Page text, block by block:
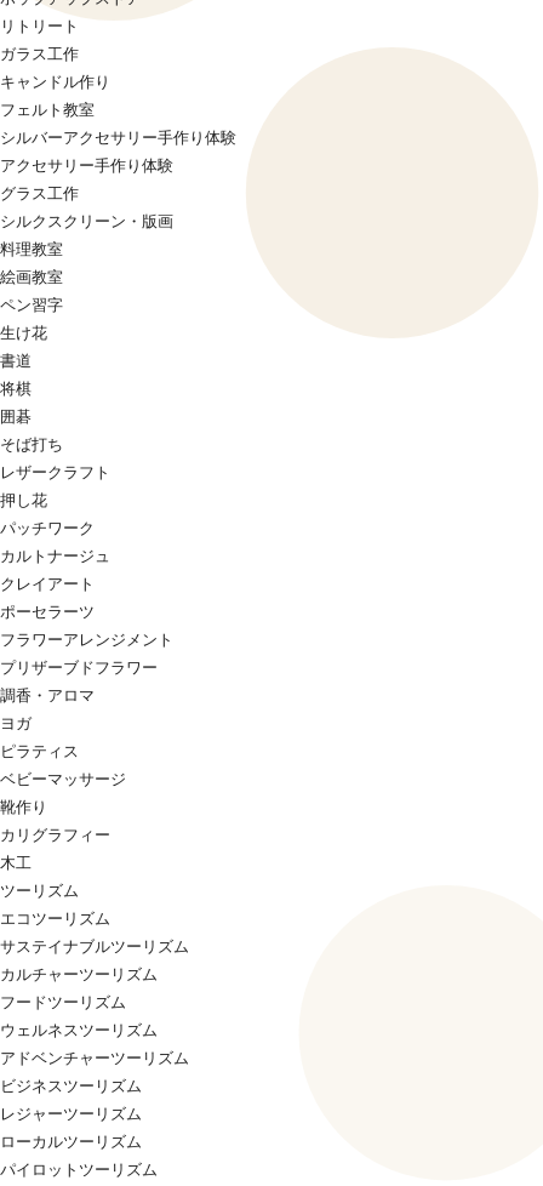
リトリート
ガラス工作
キャンドル作り
フェルト教室
シルバーアクセサリー手作り体験
アクセサリー手作り体験
グラス工作
シルクスクリーン・版画
料理教室
絵画教室
ペン習字
生け花
書道
将棋
囲碁
そば打ち
レザークラフト
押し花
パッチワーク
カルトナージュ
クレイアート
ポーセラーツ
フラワーアレンジメント
プリザーブドフラワー
調香・アロマ
ヨガ
ピラティス
ベビーマッサージ
靴作り
カリグラフィー
木工
ツーリズム
エコツーリズム
サステイナブルツーリズム
カルチャーツーリズム
フードツーリズム
ウェルネスツーリズム
アドベンチャーツーリズム
ビジネスツーリズム
レジャーツーリズム
ローカルツーリズム
パイロットツーリズム